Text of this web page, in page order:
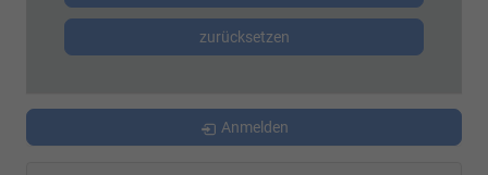
zurücksetzen
Anmelden